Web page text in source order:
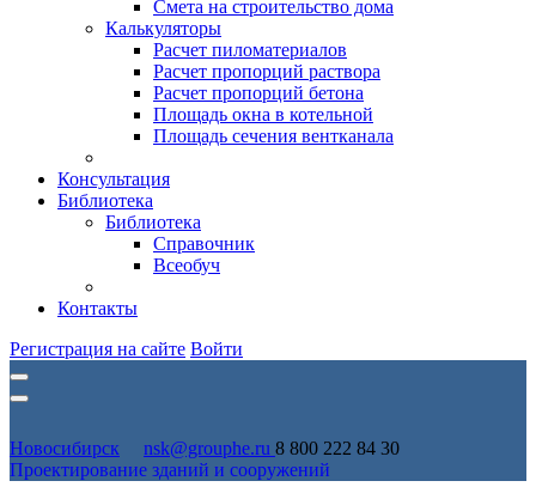
Смета на строительство дома
Калькуляторы
Расчет пиломатериалов
Расчет пропорций раствора
Расчет пропорций бетона
Площадь окна в котельной
Площадь сечения вентканала
Консультация
Библиотека
Библиотека
Справочник
Всеобуч
Контакты
Регистрация на сайте Войти
Новосибирск nsk@grouphe.ru 8 800 222 84 30
Проектирование зданий и сооружений